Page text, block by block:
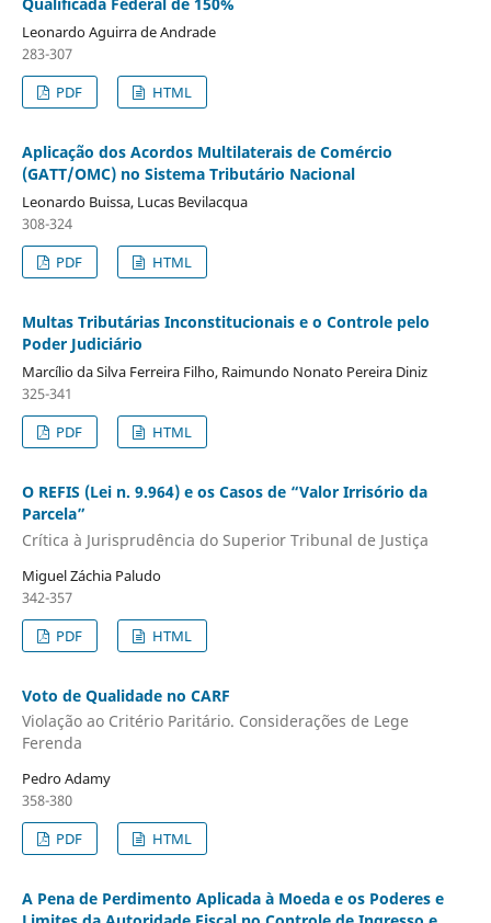
Leonardo Aguirra de Andrade
283-307
PDF
HTML
Aplicação dos Acordos Multilaterais de Comércio
(GATT/OMC) no Sistema Tributário Nacional
Leonardo Buissa, Lucas Bevilacqua
308-324
PDF
HTML
Multas Tributárias Inconstitucionais e o Controle pelo
Poder Judiciário
Marcí­lio da Silva Ferreira Filho, Raimundo Nonato Pereira Diniz
325-341
PDF
HTML
O REFIS (Lei n. 9.964) e os Casos de “Valor Irrisório da
Parcela”
Crítica à Jurisprudência do Superior Tribunal de Justiça
Miguel Záchia Paludo
342-357
PDF
HTML
Voto de Qualidade no CARF
Violação ao Critério Paritário. Considerações de Lege
Ferenda
Pedro Adamy
358-380
PDF
HTML
A Pena de Perdimento Aplicada à Moeda e os Poderes e